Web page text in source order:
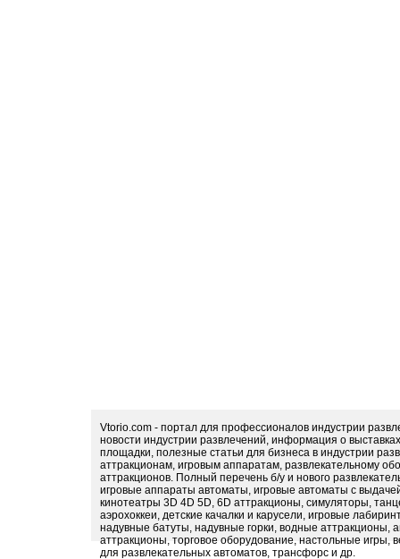
Vtorio.com - портал для профессионалов индустрии
новости индустрии развлечений, информация о
площадки, полезные статьи для бизнеса в индустрии
аттракционам, игровым аппаратам, развлекательному
аттракционов. Полный перечень б/у и нового
игровые аппараты автоматы, игровые автоматы с
кинотеатры 3D 4D 5D, 6D аттракционы, симуляторы,
аэрохоккеи, детские качалки и карусели, игровые
надувные батуты, надувные горки, водные
аттракционы, торговое оборудование, настольные игры,
для развлекательных автоматов, трансфорс и др.